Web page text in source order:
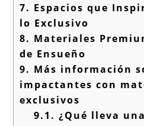
7. Espacios que
lo Exclusivo
8. Materiales
de Ensueño
9. Más información
impactantes con
exclusivos
9.1. ¿Qué lleva